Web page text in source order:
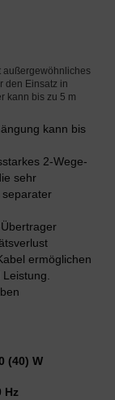
außergewöhnliches
den Einsatz in
kann bis zu 5 m
kann bis
2-Wege-
sehr
ermöglichen
(40) W
Hz